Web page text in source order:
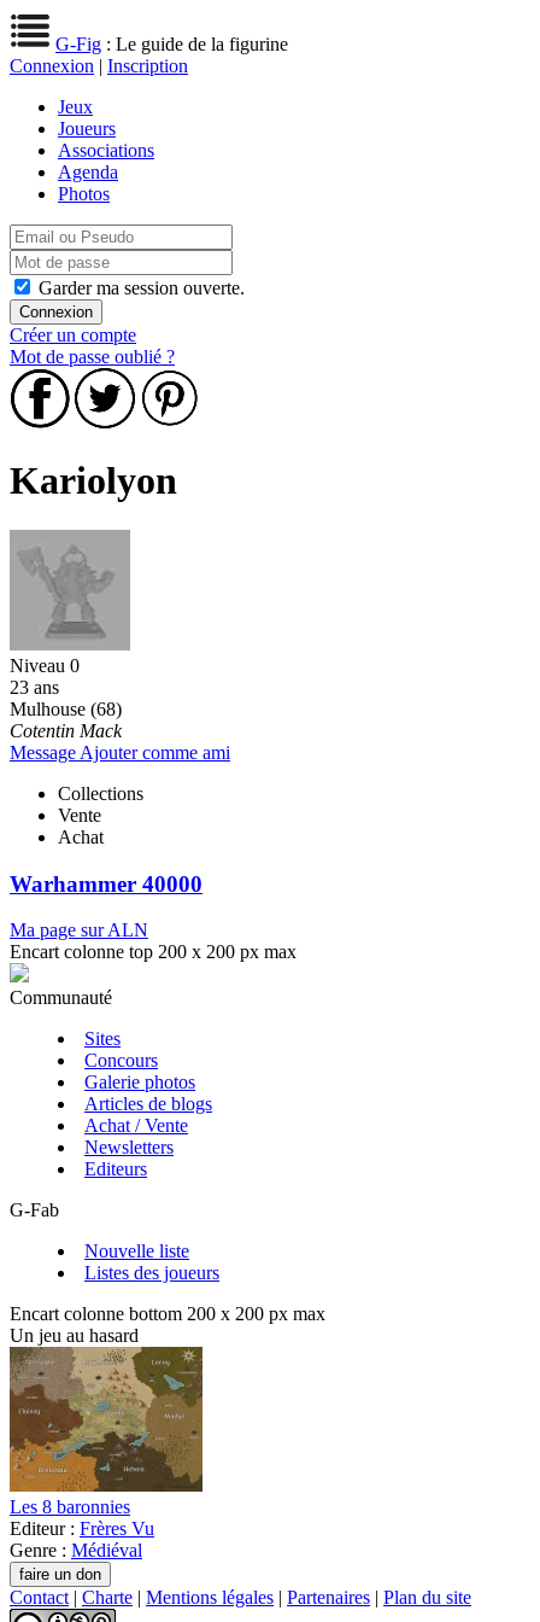
G-Fig : Le guide de la figurine
Connexion | Inscription
Jeux
Joueurs
Associations
Agenda
Photos
Garder ma session ouverte.
Créer un compte
Mot de passe oublié ?
Kariolyon
Niveau 0
23 ans
Mulhouse (68)
Cotentin Mack
Message Ajouter comme ami
Collections
Vente
Achat
Warhammer 40000
Ma page sur ALN
Encart colonne top 200 x 200 px max
Communauté
Sites
Concours
Galerie photos
Articles de blogs
Achat / Vente
Newsletters
Editeurs
G-Fab
Nouvelle liste
Listes des joueurs
Encart colonne bottom 200 x 200 px max
Un jeu au hasard
Les 8 baronnies
Editeur : Frères Vu
Genre : Médiéval
Contact | Charte | Mentions légales | Partenaires | Plan du site